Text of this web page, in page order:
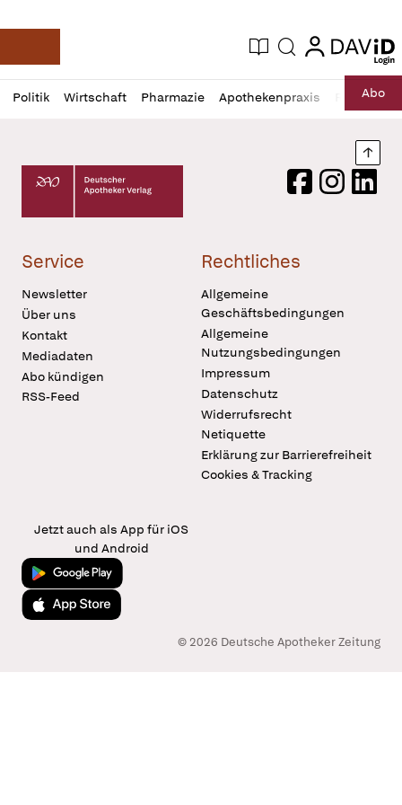
Deutsche Apotheker Zeitung
Aktuelle Ausgabe
Suche login
login
Politik Wirtschaft Pharmazie Apothekenpraxis RechtAbo
Profil
öffnen
Daz
Pur
Deutscher Apotheker Verlag Logo
FacebookInstagram
Service
Newsletter
Über uns
Kontakt
Mediadaten
Abo kündigen
RSS-Feed
Rechtliches
Allgemeine
Geschäftsbedingungen
Allgemeine
Nutzungsbedingungen
Impressum
Datenschutz
Widerrufsrecht
Netiquette
Erklärung zur Barrierefreiheit
Cookies & Tracking
Jetzt auch als App für iOS
und Android
Jetzt bei Google Play
Laden im App Store
© 2026 Deutsche Apotheker Zeitung